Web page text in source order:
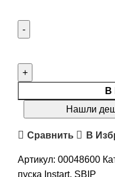
В
Нашли
Сравнить В
Артикул: 00048600
пуска Instart, SBIP